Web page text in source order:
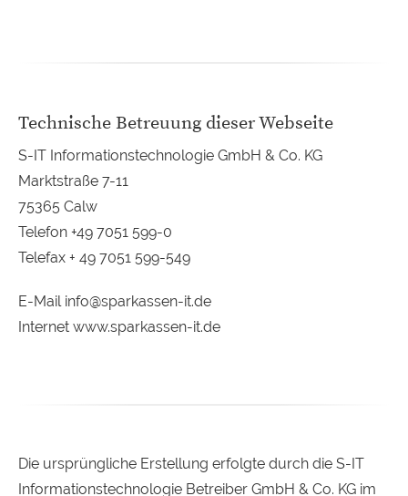
Technische Betreuung dieser Webseite
S-IT Informationstechnologie GmbH & Co. KG
Marktstraße 7-11
75365 Calw
Telefon +49 7051 599-0
Telefax + 49 7051 599-549
E-Mail info@sparkassen-it.de
Internet www.sparkassen-it.de
Die ursprüngliche Erstellung erfolgte durch die S-IT
Informationstechnologie Betreiber GmbH & Co. KG im